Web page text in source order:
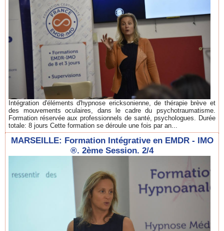
Intégration d'éléments d'hypnose ericksonienne, de thérapie brève et
des mouvements oculaires, dans le cadre du psychotraumatisme.
Formation réservée aux professionnels de santé, psychologues. Durée
totale: 8 jours Cette formation se déroule une fois par an...
MARSEILLE: Formation Intégrative en EMDR - IMO
®. 2ème Session. 2/4